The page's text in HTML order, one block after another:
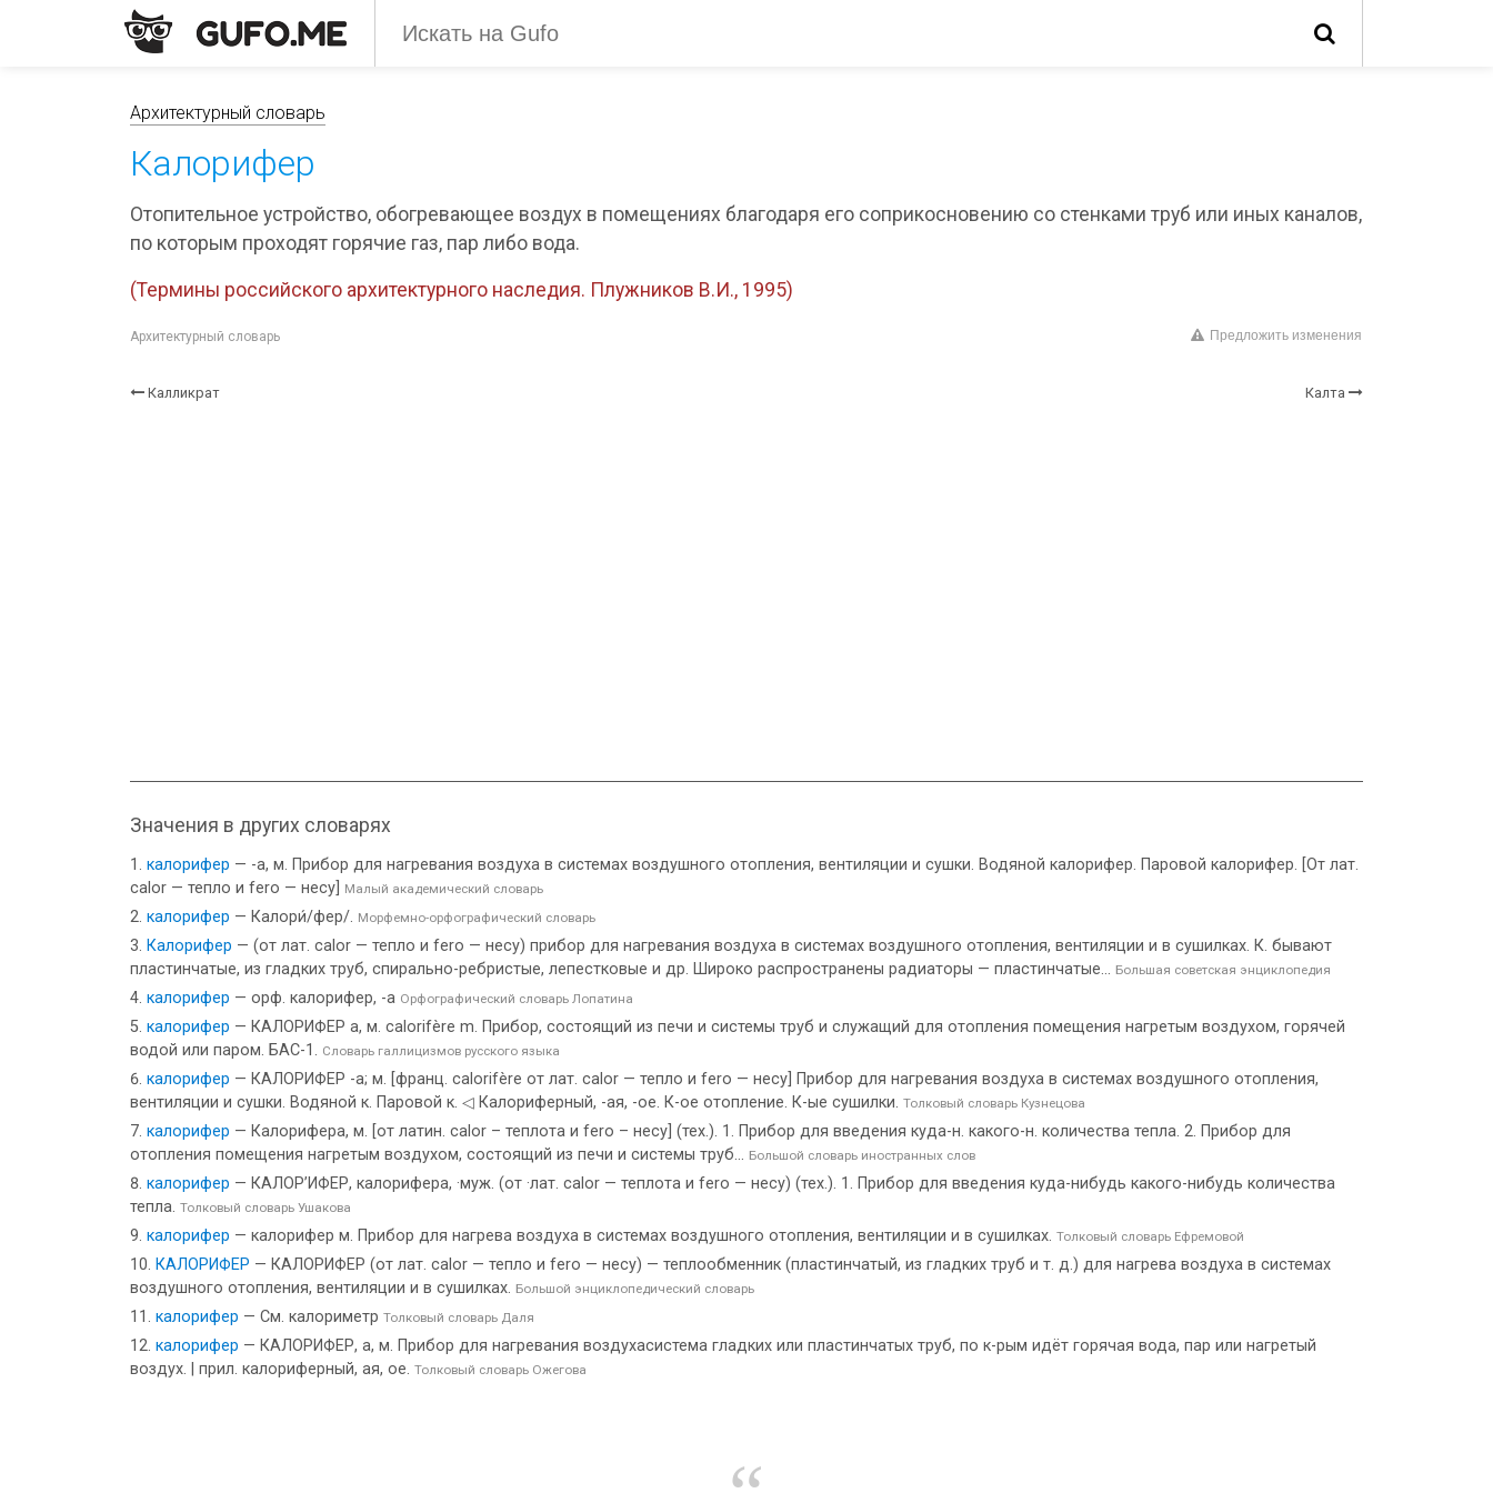
Архитектурный словарь
Калорифер
Отопительное устройство, обогревающее воздух в помещениях благодаря его соприкосновению со стенками труб или иных каналов,
по которым проходят горячие газ, пар либо вода.
(Термины российского архитектурного наследия. Плужников В.И., 1995)
Архитектурный словарь Предложить изменения
Калликрат Калта
Значения в других словарях
калорифер — -а, м. Прибор для нагревания воздуха в системах воздушного отопления, вентиляции и сушки. Водяной калорифер. Паровой калорифер. [От лат.
calor — тепло и fero — несу]
Малый академический словарь
калорифер — Калори́/фер/. Морфемно-орфографический словарь
Калорифер — (от лат. calor — тепло и fero — несу) прибор для нагревания воздуха в системах воздушного отопления, вентиляции и в сушилках. К. бывают
пластинчатые, из гладких труб, спирально-ребристые, лепестковые и др. Широко распространены радиаторы — пластинчатые... Большая советская энциклопедия
калорифер — орф. калорифер, -а Орфографический словарь Лопатина
калорифер — КАЛОРИФЕР а, м. calorifère m. Прибор, состоящий из печи и системы труб и служащий для отопления помещения нагретым воздухом, горячей
водой или паром. БАС-1. Словарь галлицизмов русского языка
калорифер — КАЛОРИФЕР -а; м. [франц. calorifère от лат. calor — тепло и fero — несу] Прибор для нагревания воздуха в системах воздушного отопления,
вентиляции и сушки. Водяной к. Паровой к. ◁ Калориферный, -ая, -ое. К-ое отопление. К-ые сушилки. Толковый словарь Кузнецова
калорифер — Калорифера, м. [от латин. calor – теплота и fero – несу] (тех.). 1. Прибор для введения куда-н. какого-н. количества тепла. 2. Прибор для
отопления помещения нагретым воздухом, состоящий из печи и системы труб... Большой словарь иностранных слов
калорифер — КАЛОР’ИФЕР, калорифера, ·муж. (от ·лат. calor — теплота и fero — несу) (тех.). 1. Прибор для введения куда-нибудь какого-нибудь количества
тепла. Толковый словарь Ушакова
калорифер — калорифер м. Прибор для нагрева воздуха в системах воздушного отопления, вентиляции и в сушилках. Толковый словарь Ефремовой
КАЛОРИФЕР — КАЛОРИФЕР (от лат. calor — тепло и fero — несу) — теплообменник (пластинчатый, из гладких труб и т. д.) для нагрева воздуха в системах
воздушного отопления, вентиляции и в сушилках. Большой энциклопедический словарь
калорифер — См. калориметр Толковый словарь Даля
калорифер — КАЛОРИФЕР, а, м. Прибор для нагревания воздухасистема гладких или пластинчатых труб, по к-рым идёт горячая вода, пар или нагретый
воздух. | прил. калориферный, ая, ое. Толковый словарь Ожегова